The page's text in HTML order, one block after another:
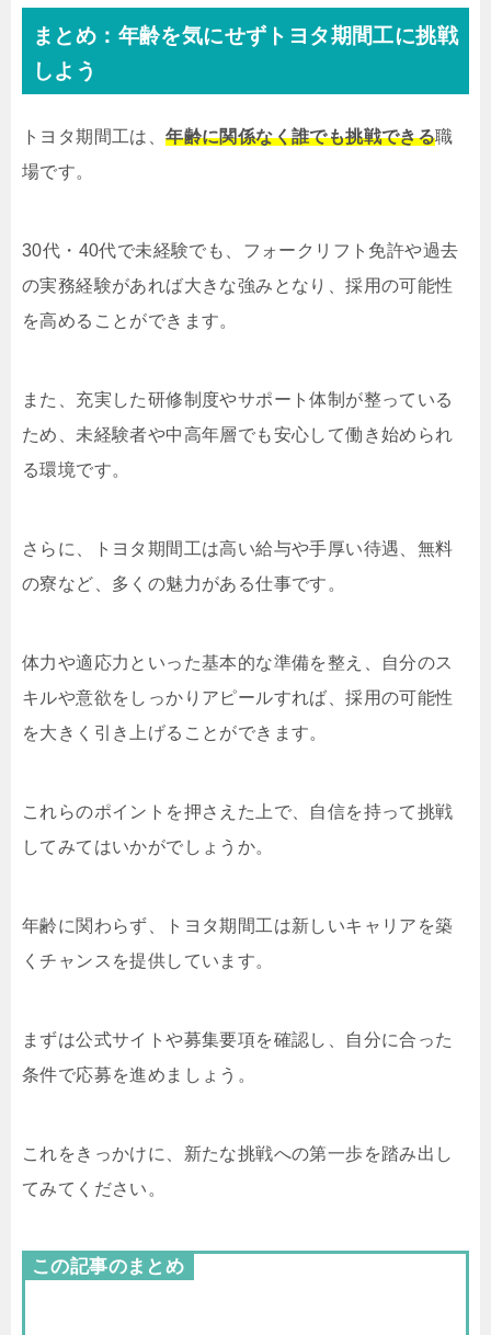
まとめ：年齢を気にせずトヨタ期間工に挑戦
しよう
トヨタ期間工は、年齢に関係なく誰でも挑戦できる職
場です。
30代・40代で未経験でも、フォークリフト免許や過去
の実務経験があれば大きな強みとなり、採用の可能性
を高めることができます。
また、充実した研修制度やサポート体制が整っている
ため、未経験者や中高年層でも安心して働き始められ
る環境です。
さらに、トヨタ期間工は高い給与や手厚い待遇、無料
の寮など、多くの魅力がある仕事です。
体力や適応力といった基本的な準備を整え、自分のス
キルや意欲をしっかりアピールすれば、採用の可能性
を大きく引き上げることができます。
これらのポイントを押さえた上で、自信を持って挑戦
してみてはいかがでしょうか。
年齢に関わらず、トヨタ期間工は新しいキャリアを築
くチャンスを提供しています。
まずは公式サイトや募集要項を確認し、自分に合った
条件で応募を進めましょう。
これをきっかけに、新たな挑戦への第一歩を踏み出し
てみてください。
この記事のまとめ